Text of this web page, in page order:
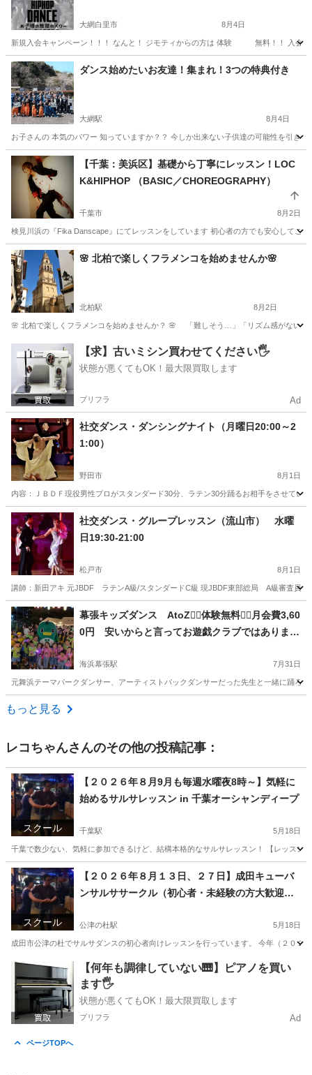
大網白里市 8月4日
新規入会キャンペーン！！！ なんと！ ジモティからの方は 体験 無料！！ 入会金
千葉 大網白里市 ヒップホップ クラス
ダンス始めたいお友達！集まれ！3つの特典付き
大網駅 8月4日
お子さんの 本気のパワー 知っていますか？？ 今しか出来ない子供達の可能性を引き
千葉 東金市 大網駅 ヒップホップ 無料
【千葉：美浜区】基礎から丁寧にレッスン！LOC
K&HIPHOP （BASIC／CHOREOGRAPHY）
千葉市 8月2日
検見川浜の『Fika Danscape』にてレッスンをしています 初心者の方でも安心してご
千葉 千葉市 ヒップホップ クラス
🌸 北柏で楽しくフラメンコを始めませんか🌸
北柏駅 8月2日
🌸 北柏で楽しくフラメンコを始めませんか？ 🌸 「難しそう…」「リズム感がない
千葉 柏市 北柏駅 フラメンコ サークル
【求】古いミシン買わせてください🖐️
状態が悪くてもOK！最大限買取します
プリフラ Ad
社交ダンス・ダンシングナイト（月曜日20:00～2
1:00）
野田市 8月1日
内容：ＪＢＤＦ現役男性プロがスタンダード30分、ラテン30分踊るお相手をさせて
千葉 野田市 社交ダンス ラテン
社交ダンス・グループレッスン（流山市） 水曜
日19:30-21:00
松戸市 8月1日
講師：新田アキ 元JBDF ラテンA級/スタンダードC級 現JBDF東部総局 A級審査員
千葉 松戸市 社交ダンス
幕張キッズダンス AtoZ🧜‍♀️体験無料🧜‍♀️月会費3,60
0円 安いからと言ってお遊戯クラブではありませ
海浜幕張駅 7月31日
元舞浜テーマパークダンサー、アーティストバックダンサーだった先生と一緒に踊ろ
千葉 千葉市
もっと見る
レコちゃんさんのその他の投稿記事：
スクール
【２０２６年８月9月も毎週水曜夜8時～】気軽に
始めるサルサレッスン in 千葉オーシャンディープ
千葉駅 5月18日
千葉で数少ない、気軽に参加できるけど、結構本格的なサルサレッスン！ 【レッス
千葉 千葉市 千葉駅 ダンス サルサ
スクール
【２０２６年８月１３日、２７日】成田キューバ
ンサルササークル（初心者・未経験の方大歓迎！
を踊りたい方もどうぞ）
公津の杜駅 5月18日
成田市公津の杜でサルサダンスの初心者向けレッスンを行っています。 今年（２０
千葉 成田市 公津の杜駅 ダンス キューバ
【何年も調律していない🎹】ピアノを買い
ます🖐️
状態が悪くてもOK！最大限買取します
プリフラ Ad
ページTOPへ